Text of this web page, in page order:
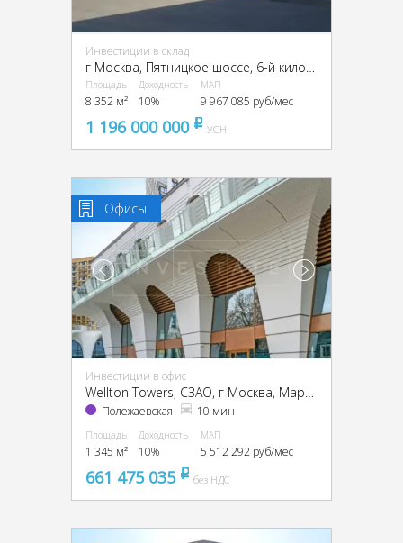
Инвестиции в склад
Площадь
8 352 м²
Доходность
10%
МАП
9 967 085 руб/мес
1 196 000 000 pуб
УСН
Офисы
Инвестиции в офис
Wellton Towers, CЗАО, г Москва, Маршала Жукова пр-т, 39
Полежаевская 10 мин
Площадь
1 345 м²
Доходность
10%
МАП
5 512 292 руб/мес
661 475 035 pуббез НДС